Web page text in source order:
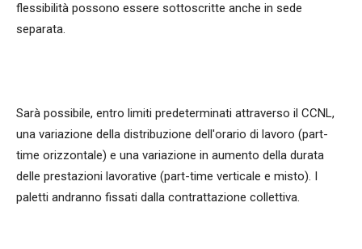
flessibilità possono essere sottoscritte anche in sede
separata.
Sarà possibile, entro limiti predeterminati attraverso il CCNL,
una variazione della distribuzione dell'orario di lavoro (part-
time orizzontale) e una variazione in aumento della durata
delle prestazioni lavorative (part-time verticale e misto). I
paletti andranno fissati dalla contrattazione collettiva.